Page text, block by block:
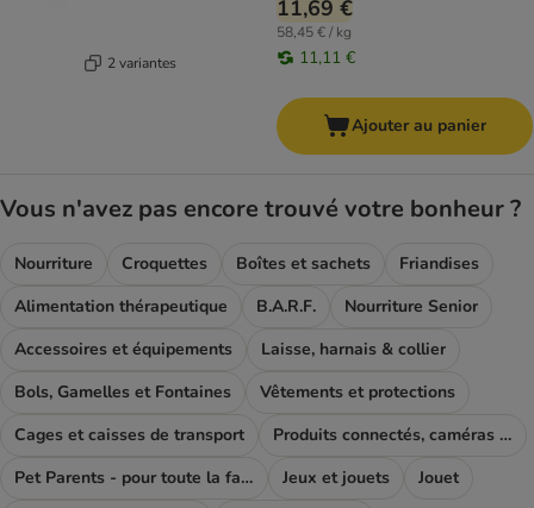
2 variantes
11,69 €
58,45 € / kg
11,11 €
Ajouter au panier
Vous n'avez pas encore trouvé votre bonheur ?
Nourriture Croquettes Boîtes et sachets
Friandises
Alimentation thérapeutique
B.A.R.F.
Nourriture Senior
Accessoires et équipements
Laisse, harnais & collier
Bols, Gamelles et Fontaines
Vêtements et protections
Cages et caisses de transport
Produits connectés, caméras et GPS
Pet Parents - pour toute la famille
Jeux et jouets
Jouet